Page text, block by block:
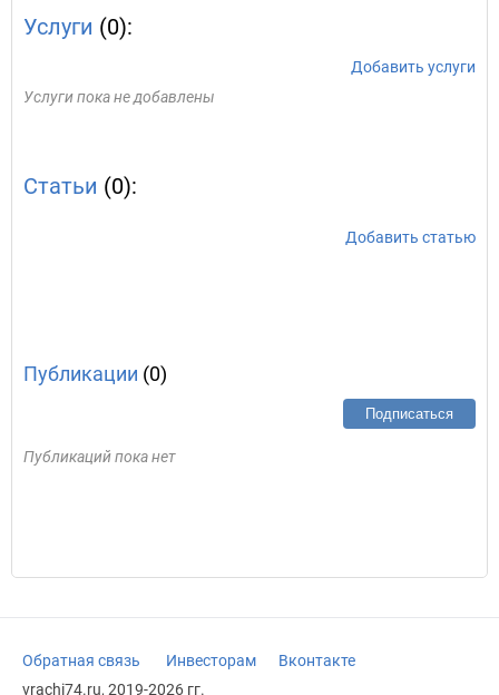
Услуги (0):
Добавить услуги
Услуги пока не добавлены
Статьи (0):
Добавить статью
Публикации (0)
Подписаться
Публикаций пока нет
Обратная связь Инвесторам
Вконтакте
vrachi74.ru, 2019-2026 гг.